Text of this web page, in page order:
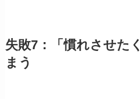
失敗7：「慣れさせた
まう